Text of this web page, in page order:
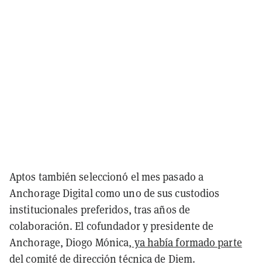
Aptos también seleccionó el mes pasado a
Anchorage Digital como uno de sus custodios
institucionales preferidos, tras años de
colaboración. El cofundador y presidente de
Anchorage, Diogo Mónica, ya había formado parte
del comité de dirección técnica de Diem.